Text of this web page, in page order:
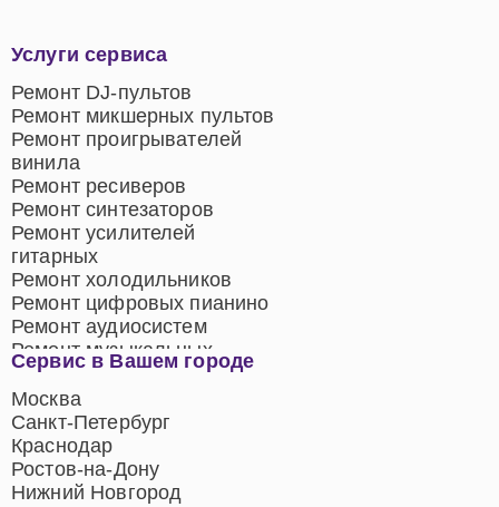
Сервис в Вашем городе
Москва
Санкт-Петербург
Краснодар
Ростов-на-Дону
Нижний Новгород
Услуги сервиса
Ремонт DJ-пультов
Ремонт микшерных пультов
Ремонт проигрывателей
винила
Ремонт ресиверов
Ремонт синтезаторов
Ремонт усилителей
гитарных
Ремонт холодильников
Ремонт цифровых пианино
Ремонт аудиосистем
Ремонт музыкальных
центров
Ремонт домашних
кинотеатров
Ремонт микрофонов
Ремонт акустических
систем